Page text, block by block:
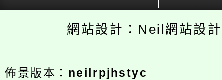
網站設計：Neil網站設
佈景版本： neilrpjhstyc